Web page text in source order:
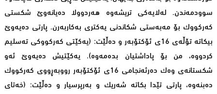
سوودمەندن. لەلایەكی تریشەوە هەردوولا دەیانەوێ‌ شكستی
كەركووك بۆ مەبەستی شكاندنی یەكتری بەكاربەرن. پارتی دەیەوێ‌
بیكاتە تۆڵەی 16ی ئۆكتۆبەر و دەڵێت: (یەكێتی كەركووكی تەسلیم
كردووە، من بۆ پاداشتیان بدەمەوە). یەكێتیش دەیەوێ‌ ئەو
شكستانەی وەك دەرئەنجامی 16ی ئۆكتۆبەر رووبەڕووی كەركووك
دەبنەوە، پارتی تێدا بكاتە شەریك و بەرپرسیار و دەڵێت: (خەتای